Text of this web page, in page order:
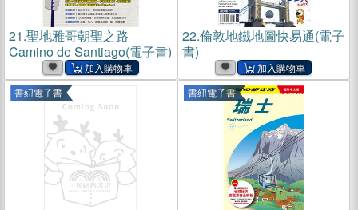
21.聖地雅哥朝聖之路
Camino de Santiago(電子書)
22.倫敦地鐵地圖快易通(電子
書)
書紐電子書 書紐電子書